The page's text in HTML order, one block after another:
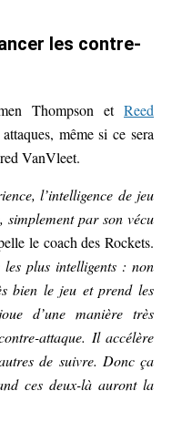
les contre-
Thompson et Reed
même si ce sera
VanVleet.
l’intelligence de jeu
simplement par son vécu
le coach des Rockets.
plus intelligents : non
bien le jeu et prend les
d’une manière très
attaque. Il accélère
de suivre. Donc ça
ces deux-là auront la